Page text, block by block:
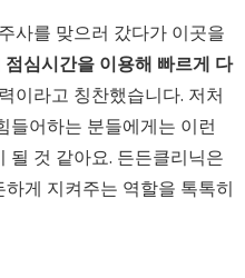
사를 맞으러 갔다가 이곳을
점심시간을 이용해 빠르게 다
이라고 칭찬했습니다. 저처
들어하는 분들에게는 이런
될 것 같아요. 든든클리닉은
게 지켜주는 역할을 톡톡히